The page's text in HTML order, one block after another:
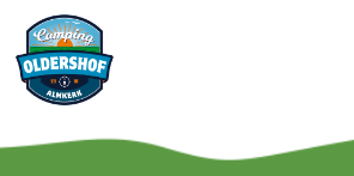
CAMPING